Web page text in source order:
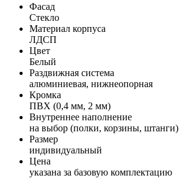
Фасад
Стекло
Материал корпуса
ЛДСП
Цвет
Белый
Раздвижная система
алюминиевая, нижнеопорная
Кромка
ПВХ (0,4 мм, 2 мм)
Внутреннее наполнение
на выбор (полки, корзины, штанги)
Размер
индивидуальный
Цена
указана за базовую комплектацию